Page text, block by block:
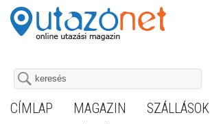
CÍMLAP MAGAZIN SZÁLLÁSOK